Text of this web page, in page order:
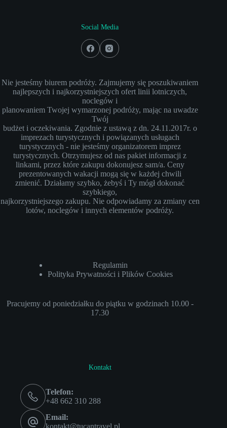
Social Media
Nie jesteśmy biurem podróży. Zajmujemy się poszukiwaniem
najlepszych i najkorzystniejszych ofert linii lotniczych,
noclegów i
planowaniem Twojej wymarzonej podróży, mając na uwadze
Twój
budżet i oczekiwania. Zgodnie z ustawą z dn. 24.11.2017r. o
imprezach turystycznych i powiązanych usługach
turystycznych - nie jesteśmy organizatorem imprez
turystycznych. Otrzymujesz od nas pakiet informacji z
linkami, przez które zakupu dokonujesz sam/a. Ceny
prezentowanych wakacji mogą się w każdej chwili
zmienić. Działamy szybko, żebyś i Ty mógł dokonać
szybkiego,
najkorzystniejszego zakupu. Nie odpowiadamy za zmiany cen
lotów, noclegów i innych elementów podróży.
Regulamin
Polityka Prywatności i Plików Cookies
Pracujemy od poniedziałku do piątku w godzinach 10.00 -
17.30
Kontakt
Telefon:
+48 662 310 288
Email:
kontakt@tucantravel.pl